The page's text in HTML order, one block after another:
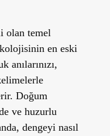
olan temel
en eski
anılarınızı,
Doğum
ve huzurlu
dengeyi nasıl